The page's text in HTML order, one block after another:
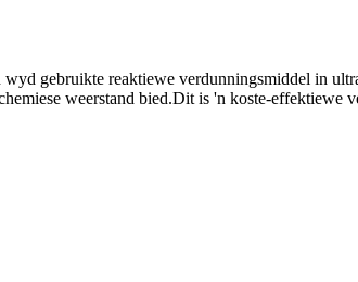
reaktiewe verdunningsmiddel in
weerstand bied.Dit is 'n koste-effektiewe